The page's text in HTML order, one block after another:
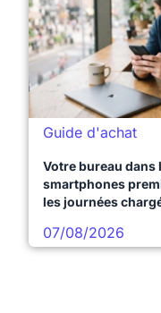
Guide d'achat
Votre bureau dans
smartphones
les journées
07/08/2026